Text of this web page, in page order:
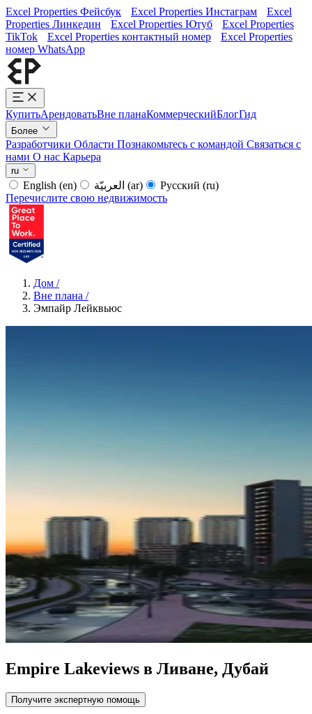
Excel Properties Фейсбук Excel Properties Инстаграм
Excel
Properties Линкедин
Excel Properties Ютуб
Excel Properties
TikTok
Excel Properties контактный номер
Excel Properties
номер WhatsApp
КупитьАрендоватьВне планаКоммерческийБлогГид
Более
Разработчики Области Познакомьтесь с командой Связаться с
нами О нас Карьера
ru
English (en) (ar) Русский (ru)
Перечислите свою недвижимость
Дом /
Вне плана /
Эмпайр Лейквьюс
Empire Lakeviews в Ливане, Дубай
Получите экспертную помощь